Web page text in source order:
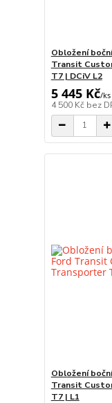
Obložení
Transit
T7 | DCiV L2
5 445 Kč/ks
4 500 Kč bez
Obložení
Transit
T7 | L1